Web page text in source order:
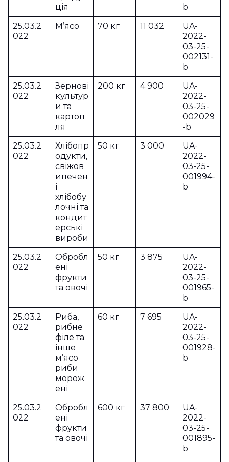
ція
b
25.03.2
022
М’ясо 70 кг 11 032
UA-
2022-
03-25-
002131-
b
25.03.2
022
Зернові
культур
и та
картоп
ля
200 кг 4 900
UA-
2022-
03-25-
002029
-b
25.03.2
022
Хлібопр
одукти,
свіжов
ипечен
і
хлібобу
лочні та
кондит
ерські
вироби
50 кг 3 000
UA-
2022-
03-25-
001994-
b
25.03.2
022
Обробл
ені
фрукти
та овочі
50 кг 3 875
UA-
2022-
03-25-
001965-
b
25.03.2
022
Риба,
рибне
філе та
інше
м’ясо
риби
морож
ені
60 кг 7 695
UA-
2022-
03-25-
001928-
b
25.03.2
022
Обробл
ені
фрукти
та овочі
600 кг 37 800
UA-
2022-
03-25-
001895-
b